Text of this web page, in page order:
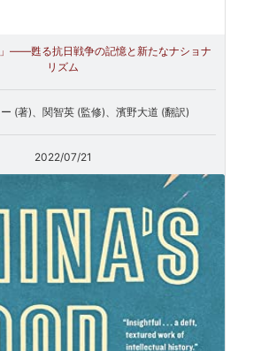
――甦る抗日戦争の記憶と新たなナショナ
リズム
(著)、関智英 (監修)、濱野大道 (翻訳)
2022/07/21